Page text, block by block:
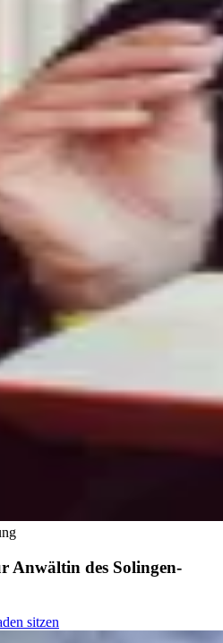
Anwältin des Solingen-
sitzen